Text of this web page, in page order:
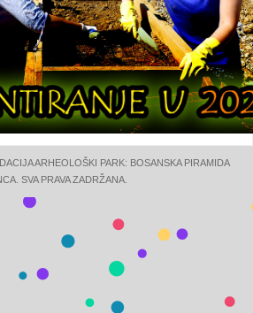
ARHEOLOŠKI PARK: BOSANSKA PIRAMIDA
SVA PRAVA ZADRŽANA.